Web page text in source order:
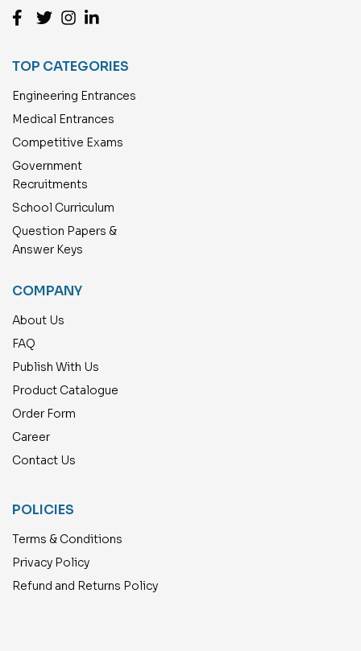
TOP CATEGORIES
Engineering Entrances
Medical Entrances
Competitive Exams
Government
Recruitments
School Curriculum
Question Papers &
Answer Keys
COMPANY
About Us
FAQ
Publish With Us
Product Catalogue
Order Form
Career
Contact Us
POLICIES
Terms & Conditions
Privacy Policy
Refund and Returns Policy